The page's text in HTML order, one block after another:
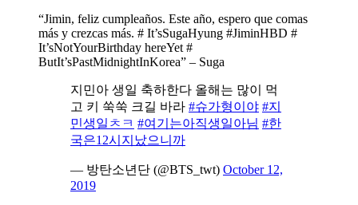
“Jimin, feliz cumpleaños. Este año, espero que comas
más y crezcas más. # It’sSugaHyung #JiminHBD #
It’sNotYourBirthday hereYet #
ButIt’sPastMidnightInKorea” – Suga
지민아 생일 축하한다 올해는 많이 먹
고 키 쑥쑥 크길 바라 #슈가형이야 #지
민생일ㅊㅋ #여기는아직생일아님 #한
국은12시지났으니까
— 방탄소년단 (@BTS_twt) October 12,
2019